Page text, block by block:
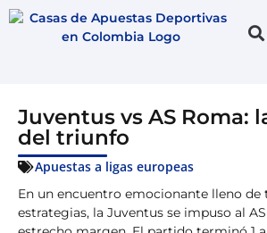
Juventus vs AS Roma:
del triunfo
Apuestas a ligas europeas
En un encuentro emocionante lleno de
estrategias, la Juventus se impuso al